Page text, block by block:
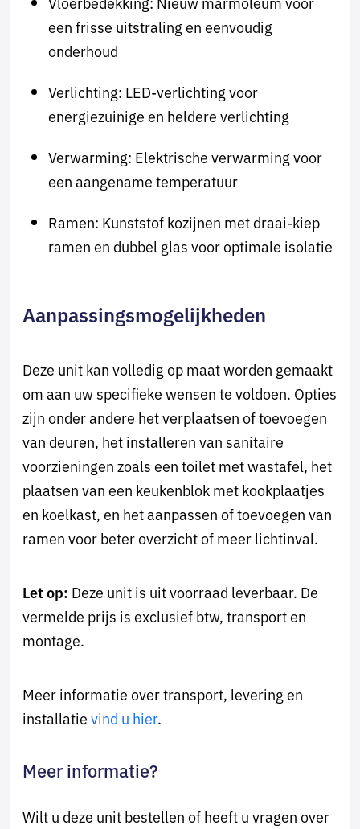
een frisse uitstraling en eenvoudig
onderhoud
Verlichting: LED-verlichting voor
energiezuinige en heldere verlichting
Verwarming: Elektrische verwarming voor
een aangename temperatuur
Ramen: Kunststof kozijnen met draai-kiep
ramen en dubbel glas voor optimale isolatie
Aanpassingsmogelijkheden
Deze unit kan volledig op maat worden gemaakt
om aan uw specifieke wensen te voldoen. Opties
zijn onder andere het verplaatsen of toevoegen
van deuren, het installeren van sanitaire
voorzieningen zoals een toilet met wastafel, het
plaatsen van een keukenblok met kookplaatjes
en koelkast, en het aanpassen of toevoegen van
ramen voor beter overzicht of meer lichtinval.
Let op: Deze unit is uit voorraad leverbaar. De
vermelde prijs is exclusief btw, transport en
montage.
Meer informatie over transport, levering en
installatievind u hier.
Meer informatie?
Wilt u deze unit bestellen of heeft u vragen over